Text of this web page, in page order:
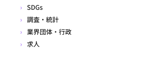
SDGs
調査・統計
業界団体・行政
求人